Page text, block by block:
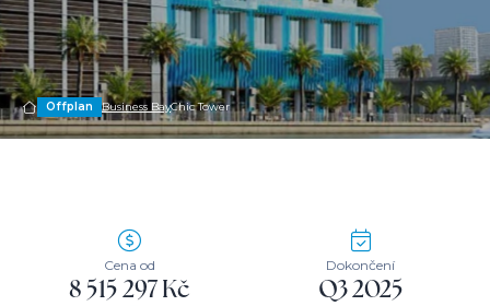
Offplan Business BayChic Tower
Cena od
8 515 297 Kč
Dokončení
Q3 2025